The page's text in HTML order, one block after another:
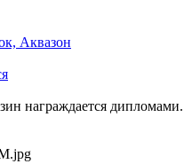
Аквазон
награждается дипломами.